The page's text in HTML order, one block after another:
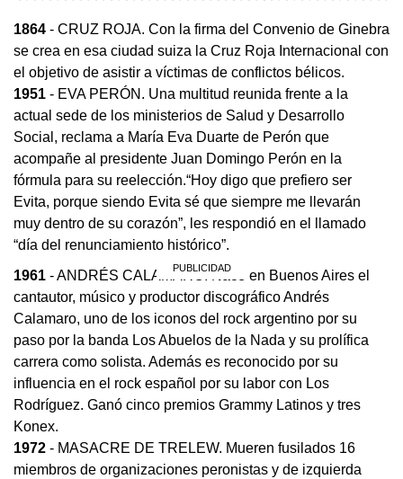
1864 - CRUZ ROJA. Con la firma del Convenio de Ginebra
se crea en esa ciudad suiza la Cruz Roja Internacional con
el objetivo de asistir a víctimas de conflictos bélicos.
1951 - EVA PERÓN. Una multitud reunida frente a la
actual sede de los ministerios de Salud y Desarrollo
Social, reclama a María Eva Duarte de Perón que
acompañe al presidente Juan Domingo Perón en la
fórmula para su reelección.“Hoy digo que prefiero ser
Evita, porque siendo Evita sé que siempre me llevarán
muy dentro de su corazón”, les respondió en el llamado
“día del renunciamiento histórico”.
1961 - ANDRÉS CALAMARO. Nace en Buenos Aires el
cantautor, músico y productor discográfico Andrés
Calamaro, uno de los iconos del rock argentino por su
paso por la banda Los Abuelos de la Nada y su prolífica
carrera como solista. Además es reconocido por su
influencia en el rock español por su labor con Los
Rodríguez. Ganó cinco premios Grammy Latinos y tres
Konex.
1972 - MASACRE DE TRELEW. Mueren fusilados 16
miembros de organizaciones peronistas y de izquierda